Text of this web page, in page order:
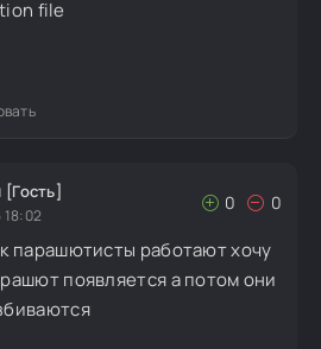
file
[Гость]
18:02
0 0
парашютисты работают хочу
появляется а потом они